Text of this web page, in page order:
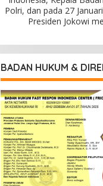
Polri, dan pada 27
Presiden Jokowi
BADAN HUKUM &